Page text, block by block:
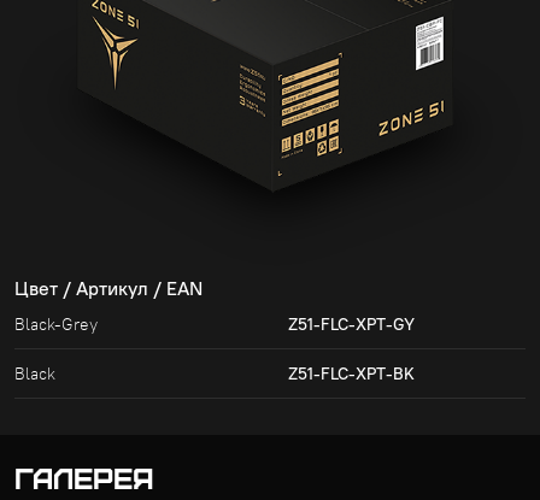
Цвет / Артикул / EAN
Black-Grey Z51-FLC-XPT-GY
Black Z51-FLC-XPT-BK
ГАЛЕРЕЯ